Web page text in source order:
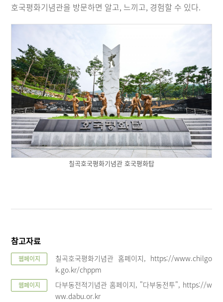
호국평화기념관을 방문하면 알고, 느끼고, 경험할 수 있다.
칠곡호국평화기념관 호국평화탑
참고자료
웹페이지
칠곡호국평화기념관 홈페이지, https://www.chilgo
k.go.kr/chppm
웹페이지
다부동전적기념관 홈페이지, "다부동전투", https://w
ww.dabu.or.kr